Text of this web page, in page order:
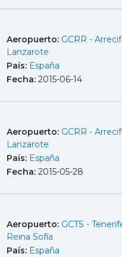
Aeropuerto: GCRR -
Lanzarote
País: España
Fecha: 2015-06-14
Aeropuerto: GCRR -
Lanzarote
País: España
Fecha: 2015-05-28
Aeropuerto: GCTS -
Reina Sofía
País: España